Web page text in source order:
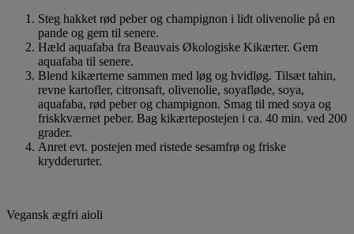
Steg hakket rød peber og champignon i lidt olivenolie på en
pande og gem til senere.
Hæld aquafaba fra Beauvais Økologiske Kikærter. Gem
aquafaba til senere.
Blend kikærterne sammen med løg og hvidløg. Tilsæt tahin,
revne kartofler, citronsaft, olivenolie, soyafløde, soya,
aquafaba, rød peber og champignon. Smag til med soya og
friskkværnet peber. Bag kikærtepostejen i ca. 40 min. ved 200
grader.
Anret evt. postejen med ristede sesamfrø og friske
krydderurter.
Vegansk ægfri aioli